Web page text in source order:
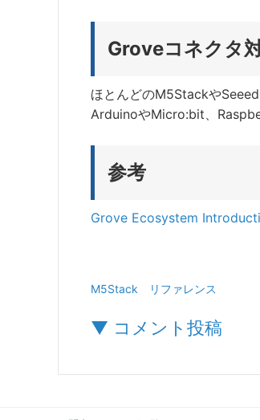
Groveコネクタ
ほとんどのM5Stackや
ArduinoやMicro:bit、
参考
Grove Ecosystem
M5Stack リファレンス
▼ コメント投稿